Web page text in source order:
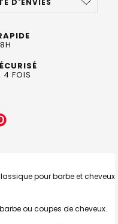
4 FOIS
pour barbe et cheveux
ou coupes de cheveux.